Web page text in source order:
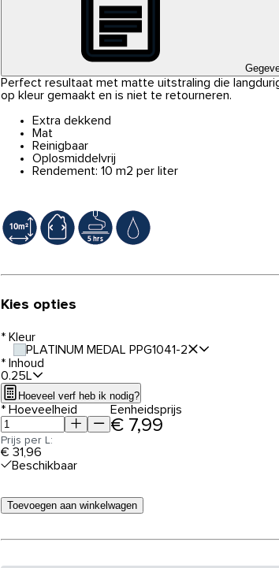
Perfect resultaat met matte uitstraling die
op kleur gemaakt en is niet te retourneren.
Extra dekkend
Mat
Reinigbaar
Oplosmiddelvrij
Rendement: 10 m2 per liter
Kies opties
* Kleur
PLATINUM MEDAL PPG1041-2
* Inhoud
0.25L
Hoeveel verf heb ik nodig?
* Hoeveelheid Eenheidsprijs
€ 7,99
Prijs per L:
€ 31,96
Beschikbaar
Toevoegen aan winkelwagen